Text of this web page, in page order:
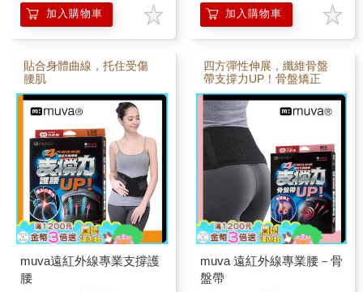
加入購物車 加入購物車
貼合身體曲線，托住受傷
腰肌
muva遠紅外線專業支撐護
腰
四方彈性伸展，纖維骨盤
帶支撐力UP！骨盤矯正
muva 遠紅外線專業腰－骨
盤帶